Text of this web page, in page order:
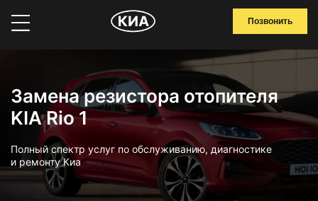
Позвонить
Замена резистора отопителя
KIA Rio 1
Полный спектр услуг по обслуживанию, диагностике
и ремонту Киа